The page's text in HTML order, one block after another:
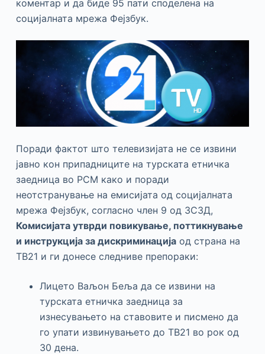
коментар и да биде 95 пати споделена на
социјалната мрежа Фејзбук.
Поради фактот што телевизијата не се извини
јавно кон припадниците на турската етничка
заедница во РСМ како и поради
неотстранување на емисијата од социјалната
мрежа Фејзбук, согласно член 9 од ЗСЗД,
Комисијата утврди повикување, поттикнување
и инструкција за дискриминацијаод страна на
ТВ21 и ги донесе следниве препораки:
Лицето Ваљон Беља да се извини на
турската етничка заедница за
изнесувањето на ставовите и писмено да
го упати извинувањето до ТВ21 во рок од
30 дена.